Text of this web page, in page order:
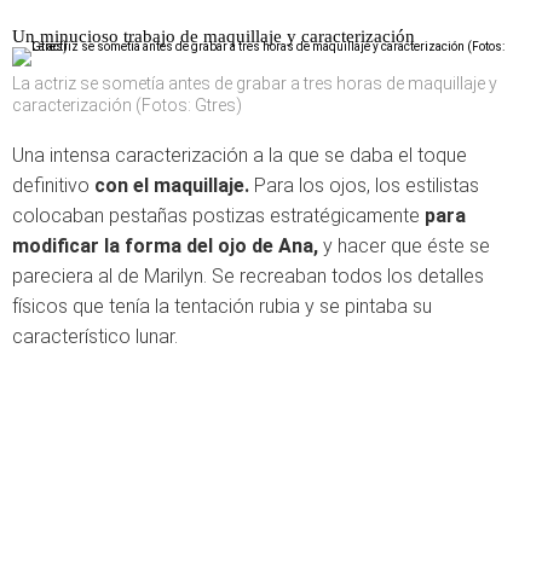
Un minucioso trabajo de maquillaje y caracterización
La actriz se sometía antes de grabar a tres horas de maquillaje y
caracterización (Fotos: Gtres)
Una intensa caracterización a la que se daba el toque
definitivo con el maquillaje. Para los ojos, los estilistas
colocaban pestañas postizas estratégicamente para
modificar la forma del ojo de Ana, y hacer que éste se
pareciera al de Marilyn. Se recreaban todos los detalles
físicos que tenía la tentación rubia y se pintaba su
característico lunar.